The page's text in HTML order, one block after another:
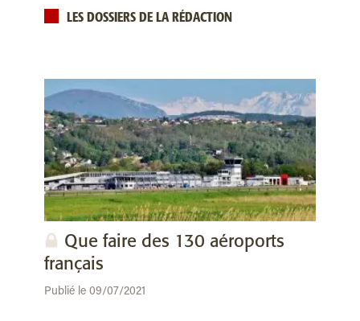
LES DOSSIERS DE LA RÉDACTION
Que faire des 130 aéroports
français
Publié le 09/07/2021